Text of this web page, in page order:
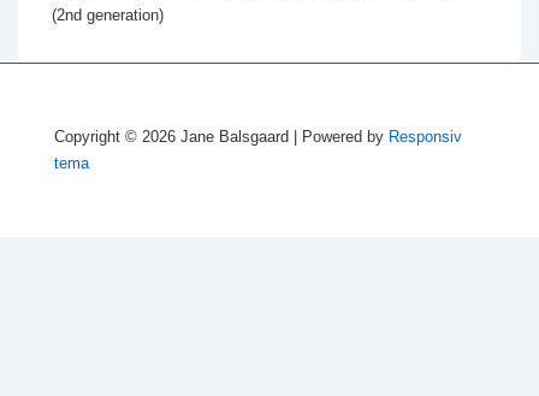
(2nd generation)
Copyright © 2026 Jane Balsgaard | Powered by Responsiv
tema